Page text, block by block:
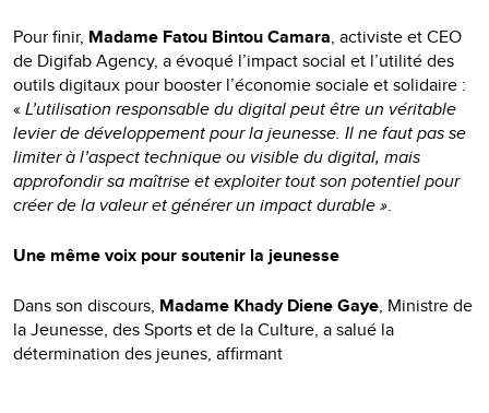
Pour finir, Madame Fatou Bintou Camara, activiste et CEO
de Digifab Agency, a évoqué l’impact social et l’utilité des
outils digitaux pour booster l’économie sociale et solidaire :
«L’utilisation responsable du digital peut être un véritable
levier de développement pour la jeunesse. Il ne faut pas se
limiter à l’aspect technique ou visible du digital, mais
approfondir sa maîtrise et exploiter tout son potentiel pour
créer de la valeur et générer un impact durable ».
Une même voix pour soutenir la jeunesse
Dans son discours, Madame Khady Diene Gaye, Ministre de
la Jeunesse, des Sports et de la Culture, a salué la
détermination des jeunes, affirmant